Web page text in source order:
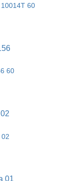
60
60